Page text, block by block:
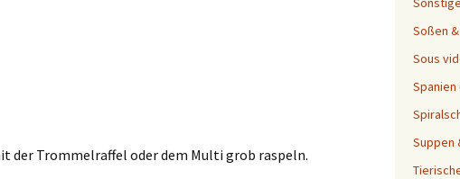
der Trommelraffel oder dem Multi grob raspeln.
Soßen
Sous
Spanien
Suppen